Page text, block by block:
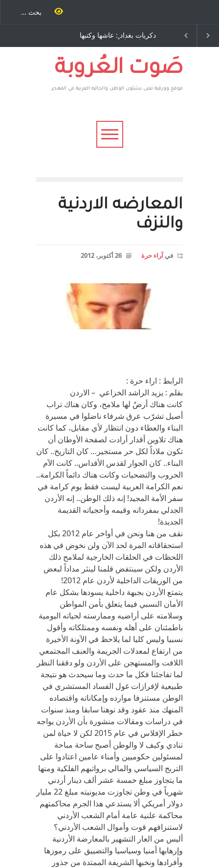
الاستيطان ومسلسل الخداع
المستمر - قلم : راسم عبيدات
ٍ: عاشها وكتبها
المتحدة الامريكية
صَوت العُروبة
موقع وورقية تعنى بشئون الوطن والجاليه العربية في المهجر
المعارضه الاردنية
والنزف
فيآراء حرة 26 أكتوبر، 2012
الرابط : اراء حرة :
بقلم : يزيد الراشد الخزاعي – الاردن
كانت هناك أرضٌ لها ملامح، وكان هناك تراب
أصيل تشرّب عرق شرفاء ناضلوا في مسيرة
البناء والعطاء دون انتظار لأي مقابل، كما كانت
هناك تلاوين أقدار أرادت لصفحة الأوطان أن
تكون ملاذاً لكل حر مستجير… كان التاريخ.. كان
البناء.. كان الجوار لقدس الأقداس.. كانت الآم
الحروب والتضحيات وكانت هناك دائماً الكرامة..
نعم الكرامة العربية ليست فقط يوم كرامة في
سفر الأمة المجيد! إنه ذلك الوطن.. إنه الأردن
الجدلي بمفرداته وقيمه وأحجياته القديمة
الجديدة!
نقف من هنا ونحن في أواخر عام 2012 بكل
استحقاقاته المرة لحد الآن ولن نخوض في هذه
اللحظات في الحلقات الخارجية لملامح ذلك
الأردن ولكن سينتفض قلمنا لينثر مداداً لبعض
من الوريقات الداخلية لأردن عام 2012!
يتمتع الأردن بجبهة داخلية يسودها بشكل عام
الأمان النسبي فيما يتعلق بأمن المواطن
وسلامته على أراضيه وممارسته لحياته اليومية
باطمئنان على أهله ونفسه وممتلكاته وأقول
نسبيا وليس كليا لما يلاحظ في الآونة الأخيرة
من ارتفاع لمعدلات الجريمة والعنف المجتمعي
اللافت والمستهجن على الأردن ولو دققنا النظر
لما تفاجئنا فكل ما حدث وما سيحدث هو نتيجة
طبيعية لإفرازات غول الفساد المستشري في
الوطن مستنزفا موارده وإمكاناته واقتصاده
المنهك منذ عقود وقد نوهنا سابقا ومنذ سنوات
في دراسات ومقالات منشورة بأن الأردن يواجه
خطر الإفلاس في عام 2015 لكن لا حياة لمن
تنادي وكيف لا والوطن أصبح ساحة مباحة
لمسئولين حكوميين وأمناء عامين اعتادوا على
التربح السياسي والمالي برواتبهم الفلكية ومنها
ما يتجاوز مبلغ خمسة عشر ألف دينار أردني
شهرياً في وطن تجاوزت مديونيته مبلغ 22 مليار
دولار أمريكي ألا يستدعي هذا الجرم محاكمتهم
محاكمة علنية عامة أمام الشعب الأردني
لاستنزافهم قوت وأموال الشعب الأردني؟
أليس من العار التشهير بالمعارضة الأردنية
وإرهابها أمنيا وسياسيا والتضييق على رموزها
وأفرادها ونخبها الشريفة الممتدة من جذور